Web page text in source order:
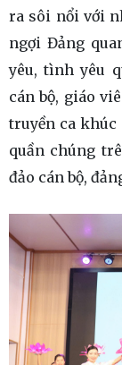
ra sôi nổi với
ngợi Đảng
yêu, tình yêu
cán bộ, giáo
truyền ca khúc
quần chúng
đảo cán bộ,